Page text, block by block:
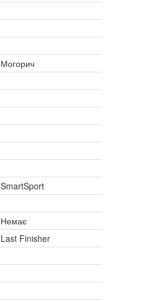
Могорич
SmartSport
Немає
Last Finisher